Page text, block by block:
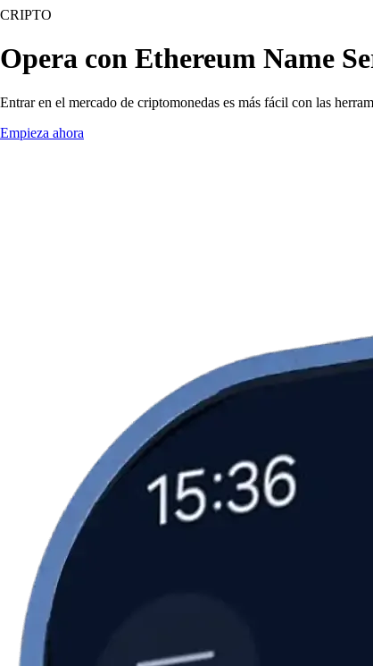
CRIPTO
Opera con Ethereum Name
Entrar en el mercado de criptomonedas es más fácil con las
Empieza ahora